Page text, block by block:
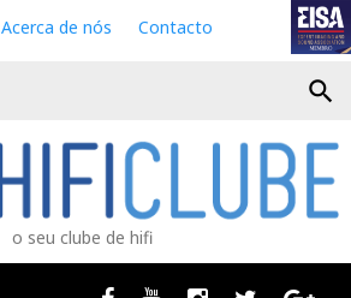
Acerca de nós Contacto
search
o seu clube de hifi